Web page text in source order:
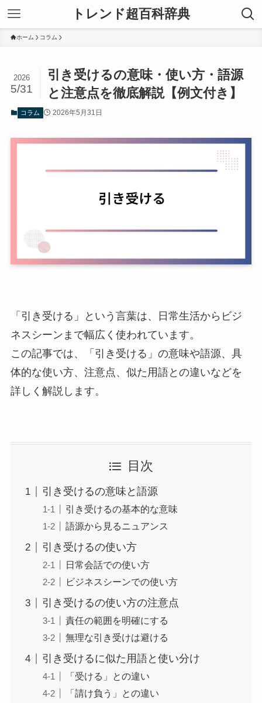
トレンド超百科辞典
ホーム コラム
引き受けるの意味・使い方・語源
と注意点を徹底解説【例文付き】
2026
5/31
コラム 2026年5月31日
「引き受ける」という言葉は、日常生活からビジ
ネスシーンまで幅広く使われています。
この記事では、「引き受ける」の意味や語源、具
体的な使い方、注意点、似た用語との違いなどを
詳しく解説します。
目次
引き受けるの意味と語源
引き受けるの基本的な意味
語源から見るニュアンス
引き受けるの使い方
日常会話での使い方
ビジネスシーンでの使い方
引き受けるの使い方の注意点
責任の範囲を明確にする
無理な引き受けは避ける
引き受けるに似た用語と使い分け
「受ける」との違い
「請け負う」との違い